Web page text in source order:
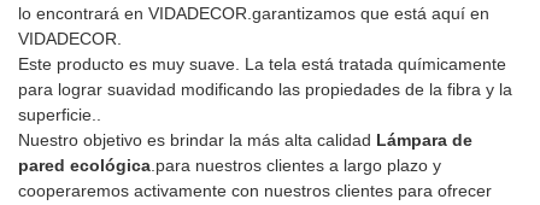
lo encontrará en VIDADECOR.garantizamos que está aquí en
VIDADECOR.
Este producto es muy suave. La tela está tratada químicamente
para lograr suavidad modificando las propiedades de la fibra y la
superficie..
Nuestro objetivo es brindar la más alta calidad Lámpara de
pared ecológica.para nuestros clientes a largo plazo y
cooperaremos activamente con nuestros clientes para ofrecer